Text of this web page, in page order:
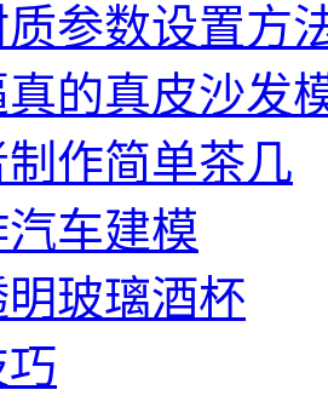
参数设置方
的真皮沙发
作简单茶几
车建模
玻璃酒杯